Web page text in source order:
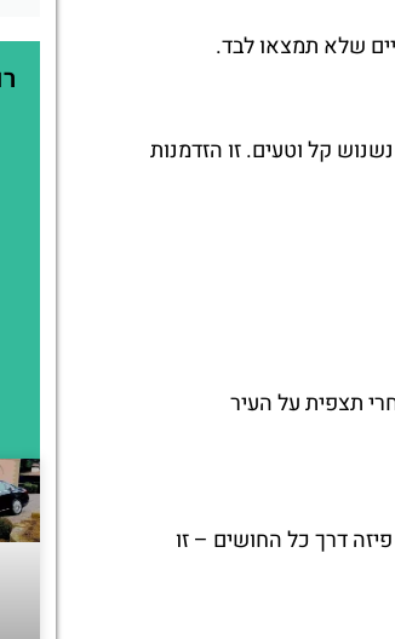
שלא תמצאו לבד.
קל וטעים. זו הזדמנות
תצפית על העיר
דרך כל החושים – זו